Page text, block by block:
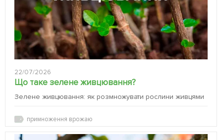
22/07/2026
Що таке зелене живцювання?
Зелене живцювання: як розмножувати рослини живцями
примноження врожаю